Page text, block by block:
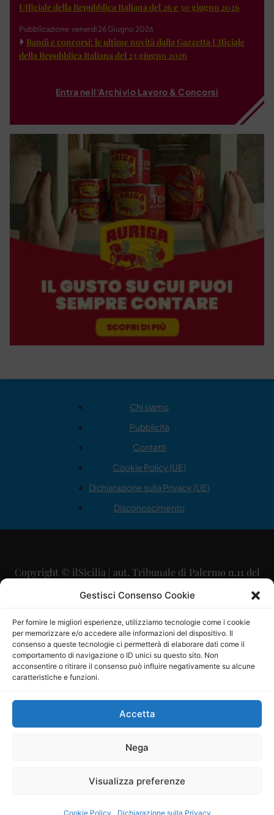
Gestisci Consenso Cookie
Per fornire le migliori esperienze, utilizziamo tecnologie come i cookie
per memorizzare e/o accedere alle informazioni del dispositivo. Il
consenso a queste tecnologie ci permetterà di elaborare dati come il
comportamento di navigazione o ID unici su questo sito. Non
acconsentire o ritirare il consenso può influire negativamente su alcune
caratteristiche e funzioni.
Accetta
Nega
Visualizza preferenze
Cookie Policy Dichiarazione sulla Privacy
Ufficiale della Repubblica Italiana del 26 e 30 giugno 2026
Pubblicazione: venerdì 26 Giugno 2026
Bandi e concorsi: le ultime novità dalla Gazzetta Ufficiale
della Repubblica Italiana del 23 giugno 2026
Entra nell'Archivio Lavoro & Concorsi
Chi siamo
Pubblicità
Contatti
Cookie Policy (UE)
Dichiarazione sulla Privacy (UE)
Disconoscimento
Copyright © ilSicilia | aut. Tribunale di Palermo n.11 del
29/09/2015
Direttore Editoriale: Maurizio Scaglione
Direttore Responsabile: Maria Calabrese
P.IVA: 06334930820
Mercurio Comunicazione Società Cooperativa a r.l. è
iscritta al Registro degli Operatori di Comunicazione al
Sito gestito daLa Digitale srl–info@ladigitale.it